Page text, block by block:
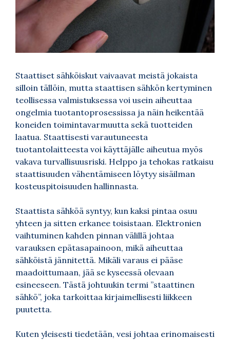
Staattiset sähköiskut vaivaavat meistä jokaista
silloin tällöin, mutta staattisen sähkön kertyminen
teollisessa valmistuksessa voi usein aiheuttaa
ongelmia tuotantoprosessissa ja näin heikentää
koneiden toimintavarmuutta sekä tuotteiden
laatua. Staattisesti varautuneesta
tuotantolaitteesta voi käyttäjälle aiheutua myös
vakava turvallisuusriski. Helppo ja tehokas ratkaisu
staattisuuden vähentämiseen löytyy sisäilman
kosteuspitoisuuden hallinnasta.
Staattista sähköä syntyy, kun kaksi pintaa osuu
yhteen ja sitten erkanee toisistaan. Elektronien
vaihtuminen kahden pinnan välillä johtaa
varauksen epätasapainoon, mikä aiheuttaa
sähköistä jännitettä. Mikäli varaus ei pääse
maadoittumaan, jää se kyseessä olevaan
esineeseen. Tästä johtuukin termi ”staattinen
sähkö”, joka tarkoittaa kirjaimellisesti liikkeen
puutetta.
Kuten yleisesti tiedetään, vesi johtaa erinomaisesti